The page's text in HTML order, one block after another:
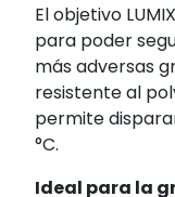
El objetivo
para poder
más adversas
resistente al
permite
°C.
Ideal para la